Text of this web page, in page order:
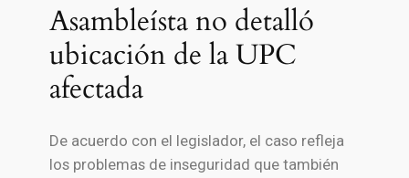
Asambleísta no detalló
ubicación de la UPC
afectada
De acuerdo con el legislador, el caso refleja
los problemas de inseguridad que también